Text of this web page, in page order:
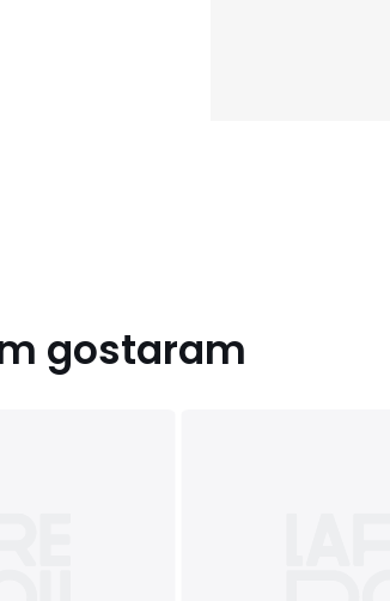
gostaram